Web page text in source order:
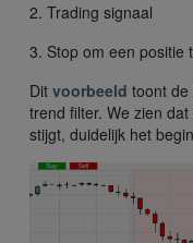
2. Trading signaal
3. Stop om een positie
Dit voorbeeld toont de
trend filter. We zien
stijgt, duidelijk het